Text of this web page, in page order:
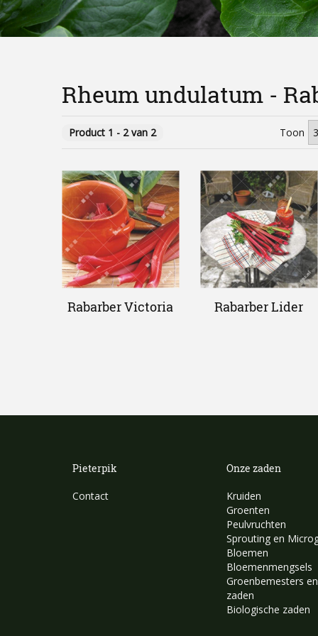
Rheum undulatum -
Product 1 - 2 van 2 Toon
Rabarber Victoria Rabarber Lider
Pieterpik
Contact
Onze zaden
Kruiden
Groenten
Peulvruchten
Sprouting en
Bloemen
Bloemenmengsels
Groenbemesters
zaden
Biologische zaden